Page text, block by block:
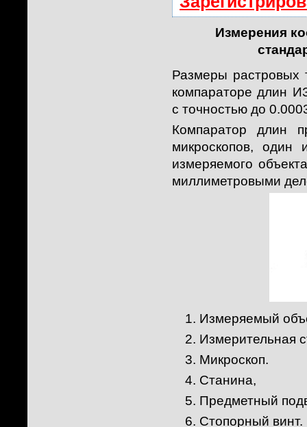
Измерения
Размеры растровых
компараторе длин
с точностью до
Компаратор длин
микроскопов, один
измеряемого
миллиметровыми
Измеряемый
Измерительная
Микроскоп.
Станина,
Предметный
Стопорный винт.